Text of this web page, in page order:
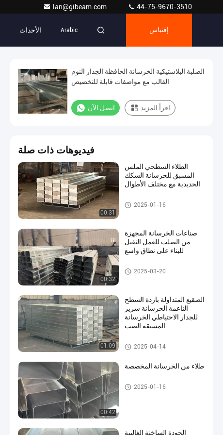
lan@gibeam.com 44-75-9670-3510
الأحداث Arabic إقتباس
الصلبة البلاستيكية الخرسانة الحافظة الجدار النوم
القالب مع مواصفات قابلة للتخصيص
اتصل الآن اقرأ المزيد
فيديوهات ذات صلة
00:31
الطلاء السطحي الملس
المسبق للخرسانة السكك
الحديدية مع مختلف الأطوال
طلاء الخرسانة المسبقة الصب
2025-01-16
00:32
صناعات الخرسانة المجهزة
من الصلب للعمل الثقيل
للبناء على نطاق واسع
طلاء الخرسانة المسبقة الصب
2025-03-20
01:09
الصقيع المتداولة باردة السطح
الناعمة الخرسانة سرير
للجدار الاحتياطي الخرسانة
المسبقة الصب
طلاء الخرسانة المسبقة الصب
2025-04-14
00:42
طلاء من الخرسانة المخصصة
طلاء الخرسانة المسبقة الصب
2025-01-16
الجودة الساخنة الغالبية